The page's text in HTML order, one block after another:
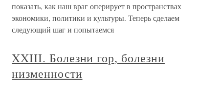
показать, как наш враг оперирует в пространствах
экономики, политики и культуры. Теперь сделаем
следующий шаг и попытаемся
XXIII. Болезни гор, болезни
низменности